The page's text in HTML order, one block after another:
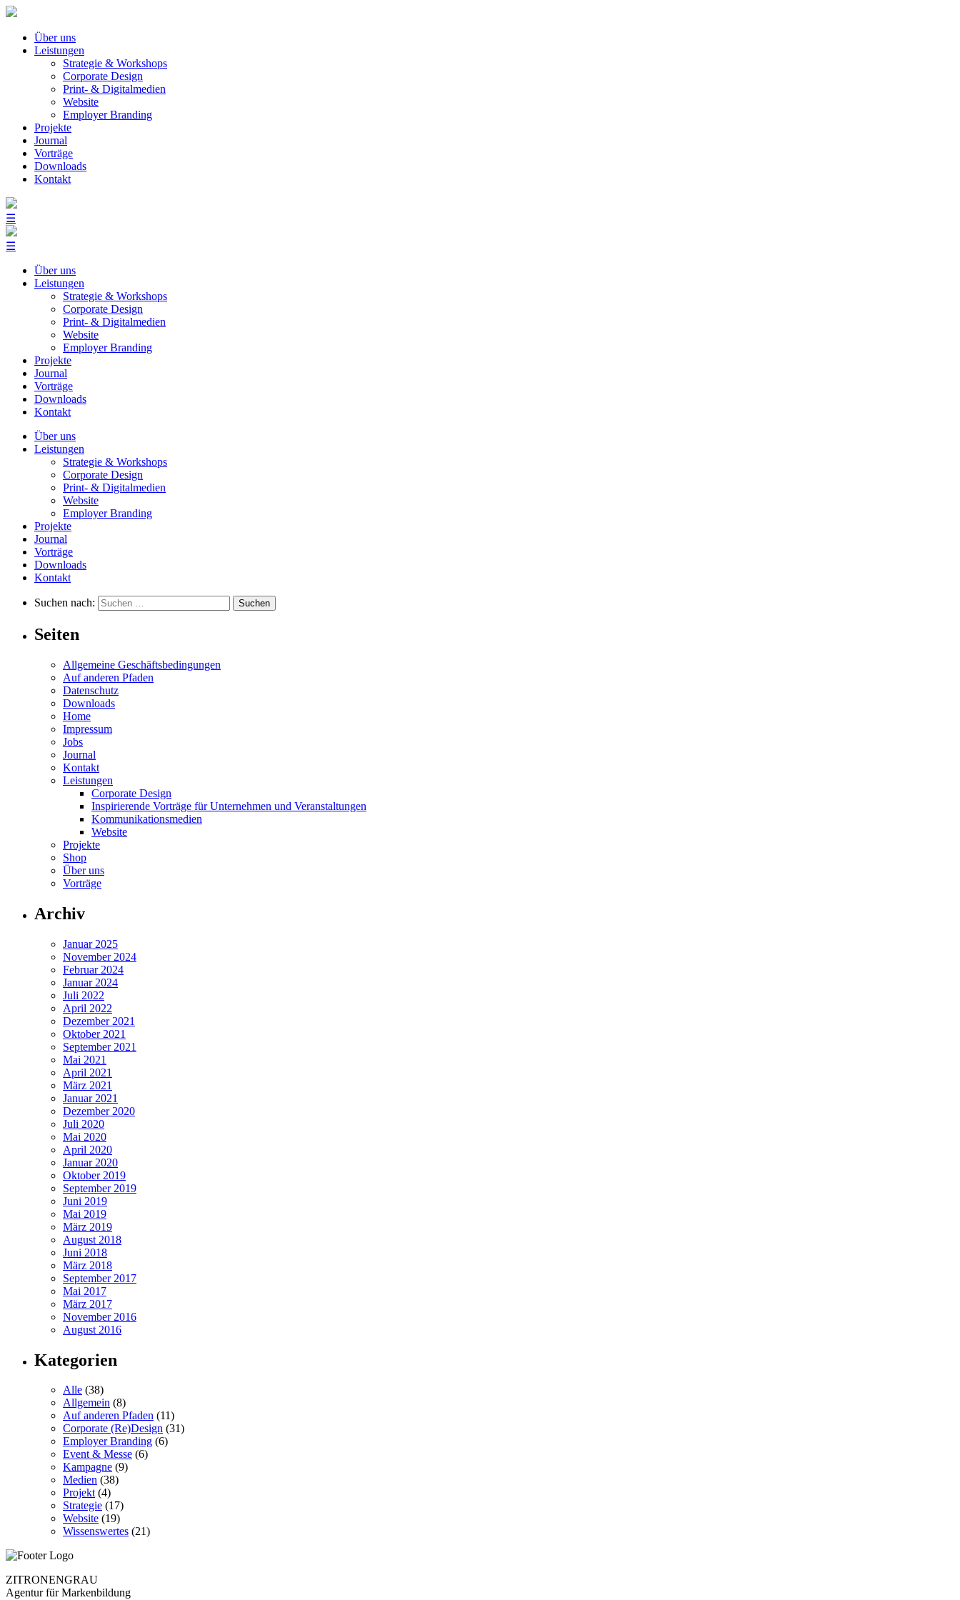
Über uns
Leistungen
Strategie & Workshops
Corporate Design
Print- & Digitalmedien
Website
Employer Branding
Projekte
Journal
Vorträge
Downloads
Kontakt
☰
☰
Über uns
Leistungen
Strategie & Workshops
Corporate Design
Print- & Digitalmedien
Website
Employer Branding
Projekte
Journal
Vorträge
Downloads
Kontakt
Über uns
Leistungen
Strategie & Workshops
Corporate Design
Print- & Digitalmedien
Website
Employer Branding
Projekte
Journal
Vorträge
Downloads
Kontakt
Suchen nach:
Seiten
Allgemeine Geschäftsbedingungen
Auf anderen Pfaden
Datenschutz
Downloads
Home
Impressum
Jobs
Journal
Kontakt
Leistungen
Corporate Design
Inspirierende Vorträge für Unternehmen und Veranstaltungen
Kommunikationsmedien
Website
Projekte
Shop
Über uns
Vorträge
Archiv
Januar 2025
November 2024
Februar 2024
Januar 2024
Juli 2022
April 2022
Dezember 2021
Oktober 2021
September 2021
Mai 2021
April 2021
März 2021
Januar 2021
Dezember 2020
Juli 2020
Mai 2020
April 2020
Januar 2020
Oktober 2019
September 2019
Juni 2019
Mai 2019
März 2019
August 2018
Juni 2018
März 2018
September 2017
Mai 2017
März 2017
November 2016
August 2016
Kategorien
Alle (38)
Allgemein (8)
Auf anderen Pfaden (11)
Corporate (Re)Design (31)
Employer Branding (6)
Event & Messe (6)
Kampagne (9)
Medien (38)
Projekt(4)
Strategie (17)
Website (19)
Wissenswertes (21)
ZITRONENGRAU
Agentur für Markenbildung